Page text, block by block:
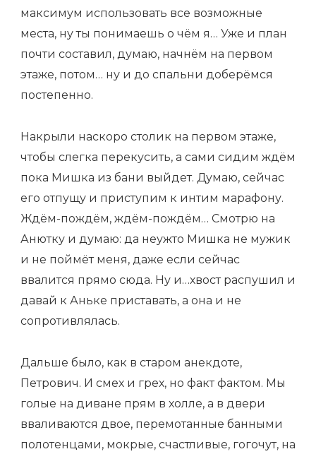
максимум использовать все возможные
места, ну ты понимаешь о чём я… Уже и план
почти составил, думаю, начнём на первом
этаже, потом… ну и до спальни доберёмся
постепенно.
Накрыли наскоро столик на первом этаже,
чтобы слегка перекусить, а сами сидим ждём
пока Мишка из бани выйдет. Думаю, сейчас
его отпущу и приступим к интим марафону.
Ждём-пождём, ждём-пождём… Смотрю на
Анютку и думаю: да неужто Мишка не мужик
и не поймёт меня, даже если сейчас
ввалится прямо сюда. Ну и…хвост распушил и
давай к Аньке приставать, а она и не
сопротивлялась.
Дальше было, как в старом анекдоте,
Петрович. И смех и грех, но факт фактом. Мы
голые на диване прям в холле, а в двери
вваливаются двое, перемотанные банными
полотенцами, мокрые, счастливые, гогочут, на